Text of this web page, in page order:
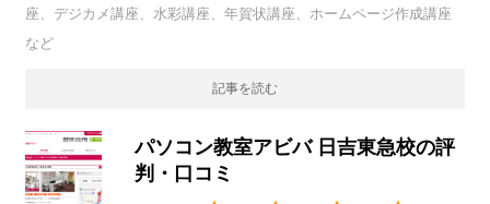
座、デジカメ講座、水彩講座、年賀状講座、ホームページ作成講座
など
記事を読む
パソコン教室アビバ 日吉東急校の評
判・口コミ